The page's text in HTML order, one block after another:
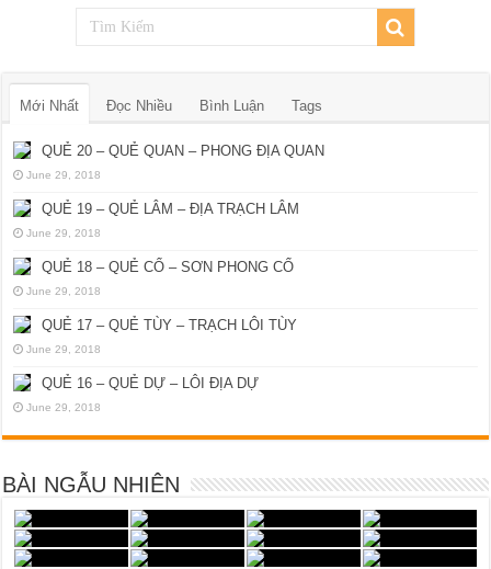
Mới Nhất Đọc Nhiều Bình Luận Tags
QUẺ 20 – QUẺ QUAN – PHONG ĐỊA QUAN
June 29, 2018
QUẺ 19 – QUẺ LÂM – ĐỊA TRẠCH LÂM
June 29, 2018
QUẺ 18 – QUẺ CỔ – SƠN PHONG CỔ
June 29, 2018
QUẺ 17 – QUẺ TÙY – TRẠCH LÔI TÙY
June 29, 2018
QUẺ 16 – QUẺ DỰ – LÔI ĐỊA DỰ
June 29, 2018
BÀI NGẪU NHIÊN